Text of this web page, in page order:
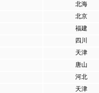
北海
北京
福建
四川
天津
唐山
河北
天津